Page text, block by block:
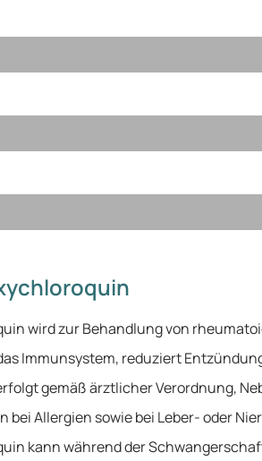
wird zur Behandlung von
Immunsystem, reduziert
gemäß ärztlicher Verordnung,
bei Allergien sowie bei Leber- oder
kann während der